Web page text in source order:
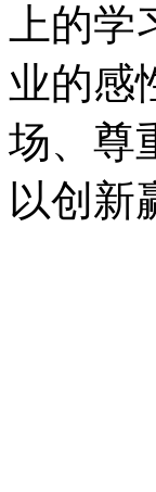
上的
业的感
场、尊
以创新